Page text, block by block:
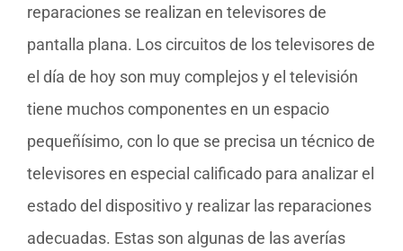
reparaciones se realizan en televisores de
pantalla plana. Los circuitos de los televisores de
el día de hoy son muy complejos y el televisión
tiene muchos componentes en un espacio
pequeñísimo, con lo que se precisa un técnico de
televisores en especial calificado para analizar el
estado del dispositivo y realizar las reparaciones
adecuadas. Estas son algunas de las averías